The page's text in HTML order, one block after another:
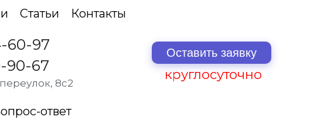
Статьи Контакты
60-97
90-67
8с2
Оставить заявку
круглосуточно
ответ